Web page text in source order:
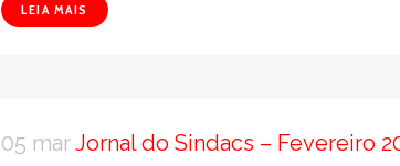
LEIA MAIS
05 marJornal do Sindacs – Fevereiro